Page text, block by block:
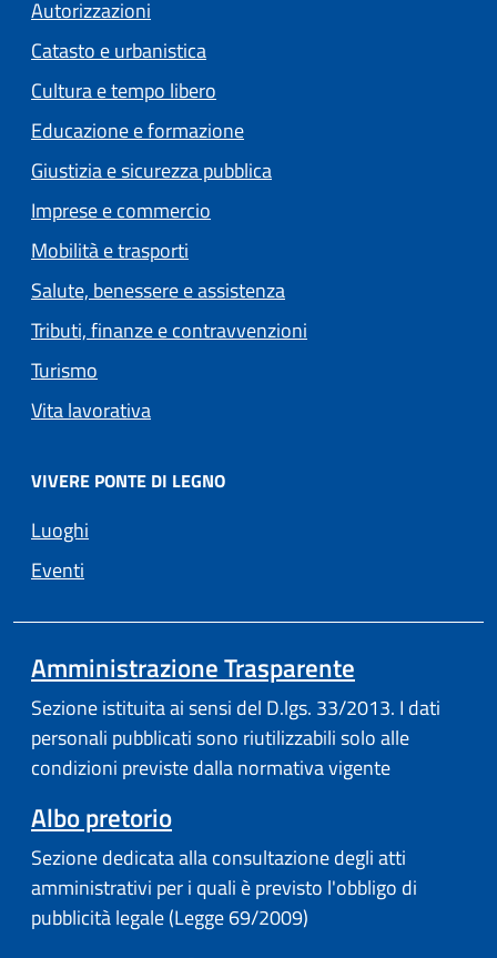
Autorizzazioni
Catasto e urbanistica
Cultura e tempo libero
Educazione e formazione
Giustizia e sicurezza pubblica
Imprese e commercio
Mobilità e trasporti
Salute, benessere e assistenza
Tributi, finanze e contravvenzioni
Turismo
Vita lavorativa
VIVERE PONTE DI LEGNO
Luoghi
Eventi
Amministrazione Trasparente
Sezione istituita ai sensi del D.lgs. 33/2013. I dati
personali pubblicati sono riutilizzabili solo alle
condizioni previste dalla normativa vigente
Albo pretorio
Sezione dedicata alla consultazione degli atti
amministrativi per i quali è previsto l'obbligo di
pubblicità legale (Legge 69/2009)